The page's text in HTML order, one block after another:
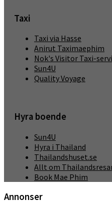
Taxi
Taxi via Hasse
Anirut Taximaephim
Nok's Visitor Taxi-
Sun4U
Quality Voyage
Hyra boende
Sun4U
Hyra i Thailand
Thailandshuset.se
Allt om
Book Mae Phim
Annonser